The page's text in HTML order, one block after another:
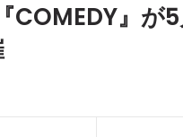
COMEDY』が